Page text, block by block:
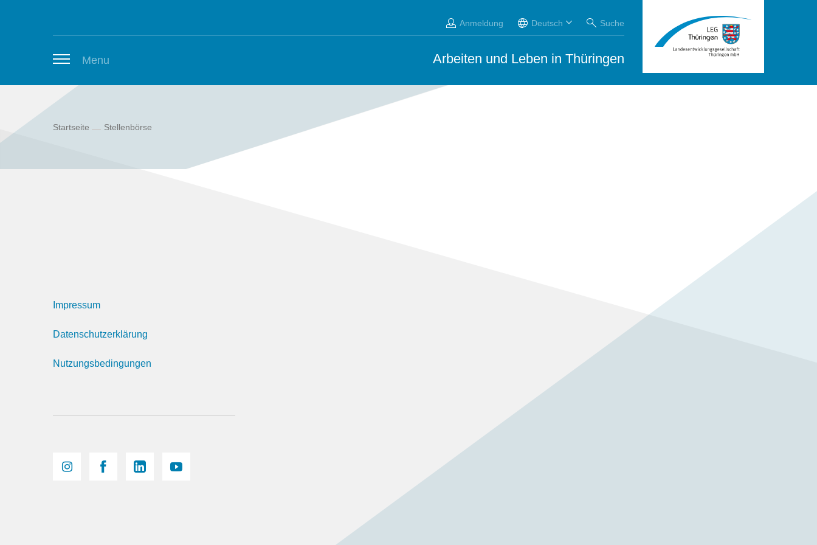
Anmeldung Deutsch Suche
Arbeiten und Leben in Thüringen
Menu
Thüringer Stellenbörse
Newsletter
Startseite Stellenbörse
Impressum
Datenschutzerklärung
Nutzungsbedingungen